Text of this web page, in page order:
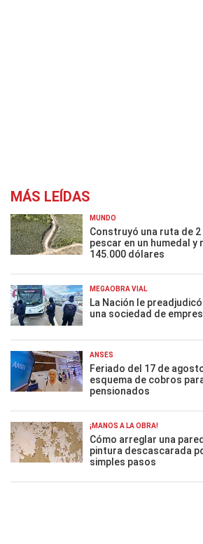
MÁS LEÍDAS
MUNDO
Construyó una ruta de
pescar en un humedal y
145.000 dólares
MEGAOBRA VIAL
La Nación le
una sociedad de
ANSES
Feriado del 17 de
esquema de cobros
pensionados
¡MANOS A LA OBRA!
Cómo arreglar una
pintura descascarada
simples pasos